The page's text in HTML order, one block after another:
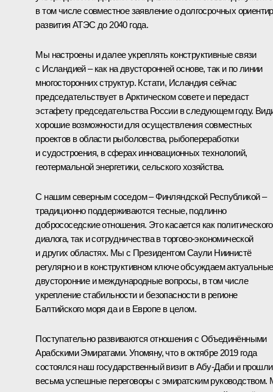
в том числе совместное заявление о долгосрочных
развития АТЭС до 2040 года.
Мы настроены и далее укреплять конструктивные связи
с Исландией – как на двусторонней основе, так и по линии
многосторонних структур. Кстати, Исландия сейчас
председательствует в Арктическом совете и передаст
эстафету председательства России в следующем году.
хорошие возможности для осуществления совместных
проектов в области рыболовства, рыбопереработки
и судостроения, в сферах инновационных технологий,
геотермальной энергетики, сельского хозяйства.
С нашим северным соседом – Финляндской Республикой –
традиционно поддерживаются тесные, подлинно
добрососедские отношения. Это касается как политического
диалога, так и сотрудничества в торгово-экономической
и других областях. Мы с Президентом Саули Ниинистё
регулярно и в конструктивном ключе обсуждаем актуальные
двусторонние и международные вопросы, в том числе
укрепление стабильности и безопасности в регионе
Балтийского моря да и в Европе в целом.
Поступательно развиваются отношения с Объединёнными
Арабскими Эмиратами. Упомяну, что в октябре 2019 года
состоялся наш государственный визит в Абу-Даби и прошли
весьма успешные переговоры с эмиратским